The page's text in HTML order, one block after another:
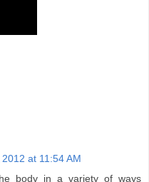
at 11:54 AM
body in a variety of ways